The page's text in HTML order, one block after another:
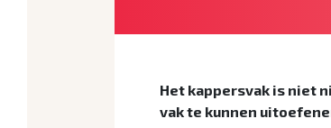
Het kappersvak is niet
vak te kunnen